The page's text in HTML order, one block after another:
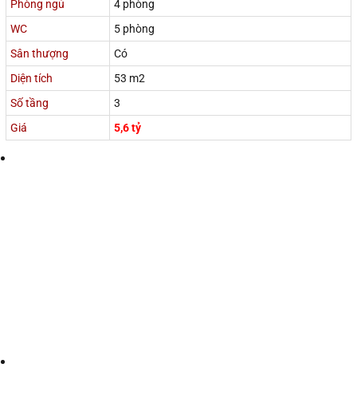
Phòng ngủ
4 phòng
WC
5 phòng
Sân thượng
Có
Diện tích
53 m2
Số tầng
3
Giá
5,6 tỷ